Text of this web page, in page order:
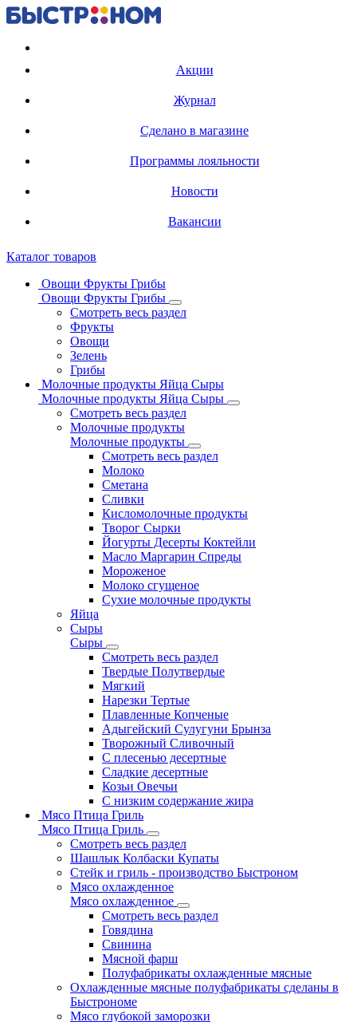
Акции
Журнал
Сделано в магазине
Программы лояльности
Новости
Вакансии
Каталог товаров
Овощи Фрукты Грибы
Овощи Фрукты Грибы
Смотреть весь раздел
Фрукты
Овощи
Зелень
Грибы
Молочные продукты Яйца Сыры
Молочные продукты Яйца Сыры
Смотреть весь раздел
Молочные продукты
Молочные продукты
Смотреть весь раздел
Молоко
Сметана
Сливки
Кисломолочные продукты
Творог Сырки
Йогурты Десерты Коктейли
Масло Маргарин Спреды
Мороженое
Молоко сгущеное
Сухие молочные продукты
Яйца
Сыры
Сыры
Смотреть весь раздел
Твердые Полутвердые
Мягкий
Нарезки Тертые
Плавленные Копченые
Адыгейский Сулугуни Брынза
Творожный Сливочный
С плесенью десертные
Сладкие десертные
Козьи Овечьи
С низким содержание жира
Мясо Птица Гриль
Мясо Птица Гриль
Смотреть весь раздел
Шашлык Колбаски Купаты
Стейк и гриль - производство Быстроном
Мясо охлажденное
Мясо охлажденное
Смотреть весь раздел
Говядина
Свинина
Мясной фарш
Полуфабрикаты охлажденные мясные
Охлажденные мясные полуфабрикаты сделаны в
Быстрономе
Мясо глубокой заморозки